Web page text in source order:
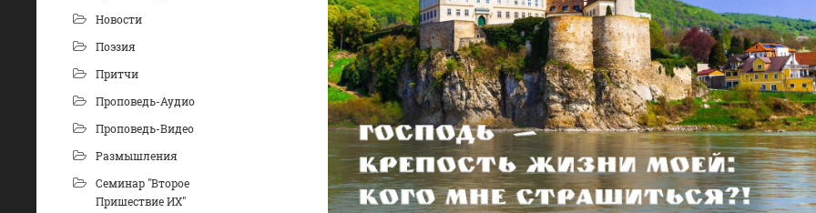
Новости
Поэзия
Притчи
Проповедь-Аудио
Проповедь-Видео
Размышления
Семинар "Второе
Пришествие ИХ"